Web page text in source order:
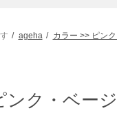
ageha カラー >> ピン
ンク・ベー